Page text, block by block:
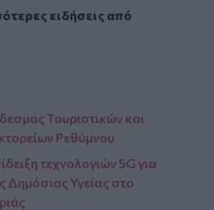
ειδήσεις από
Τουριστικών και
Ρεθύμνου
τεχνολογιών 5G για
Δημόσιας Υγείας στο